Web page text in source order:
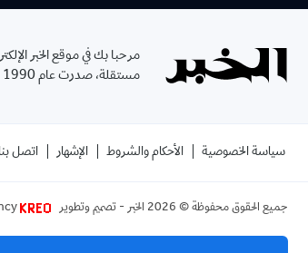
مرحبا بك في موقع الخبر
مستقلة، صدرت عام 1990
سياسة الخصوصية الأحكام والشروط الإشهار اتصل بنا
جميع الحقوق محفوظة © 2026 الخبر - تصميم وتطوير